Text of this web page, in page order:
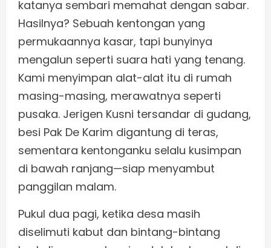
katanya sembari memahat dengan sabar.
Hasilnya? Sebuah kentongan yang
permukaannya kasar, tapi bunyinya
mengalun seperti suara hati yang tenang.
Kami menyimpan alat-alat itu di rumah
masing-masing, merawatnya seperti
pusaka. Jerigen Kusni tersandar di gudang,
besi Pak De Karim digantung di teras,
sementara kentonganku selalu kusimpan
di bawah ranjang—siap menyambut
panggilan malam.
Pukul dua pagi, ketika desa masih
diselimuti kabut dan bintang-bintang